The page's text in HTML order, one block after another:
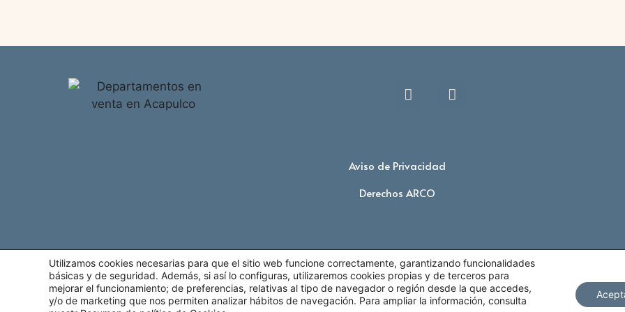
Aviso de Privacidad
Derechos ARCO
Utilizamos cookies necesarias para que el sitio web funcione correctamente, garantizando funcionalidades
básicas y de seguridad. Además, si así lo configuras, utilizaremos cookies propias y de terceros para
mejorar el funcionamiento; de preferencias, relativas al tipo de navegador o región desde la que accedes,
y/o de marketing que nos permiten analizar hábitos de navegación. Para ampliar la información, consulta